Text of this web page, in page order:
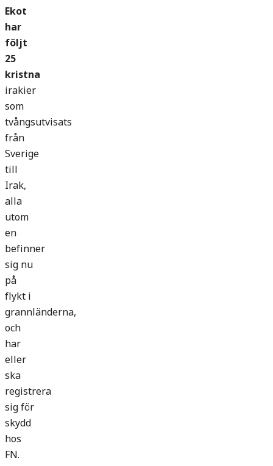
Ekot
har
följt
25
kristna
irakier
som
tvångsutvisats
från
Sverige
till
Irak,
alla
utom
en
befinner
sig nu
på
flykt i
grannländerna,
och
har
eller
ska
registrera
sig för
skydd
hos
FN.